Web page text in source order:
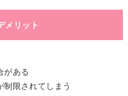
メリット
がある
限されてしまう